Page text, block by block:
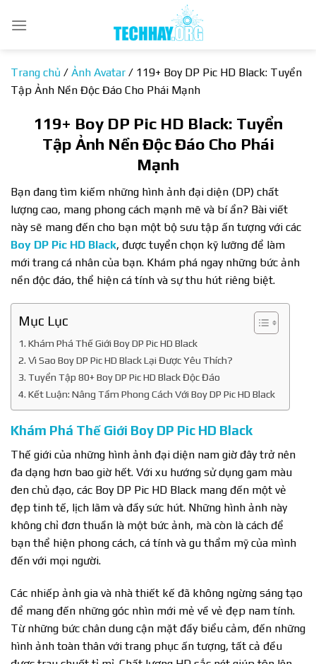
qua
Trang chủ / Ảnh Avatar / 119+ Boy DP Pic HD Black: Tuyển
Tập Ảnh Nền Độc Đáo Cho Phái Mạnh
119+ Boy DP Pic HD Black: Tuyển
Tập Ảnh Nền Độc Đáo Cho Phái
Mạnh
Bạn đang tìm kiếm những hình ảnh đại diện (DP) chất
lượng cao, mang phong cách mạnh mẽ và bí ẩn? Bài viết
này sẽ mang đến cho bạn một bộ sưu tập ấn tượng với các
Boy DP Pic HD Black, được tuyển chọn kỹ lưỡng để làm
mới trang cá nhân của bạn. Khám phá ngay những bức ảnh
nền độc đáo, thể hiện cá tính và sự thu hút riêng biệt.
Mục Lục
Khám Phá Thế Giới Boy DP Pic HD Black
Vì Sao Boy DP Pic HD Black Lại Được Yêu Thích?
Tuyển Tập 80+ Boy DP Pic HD Black Độc Đáo
Kết Luận: Nâng Tầm Phong Cách Với Boy DP Pic HD Black
Khám Phá Thế Giới Boy DP Pic HD Black
Thế giới của những hình ảnh đại diện nam giờ đây trở nên
đa dạng hơn bao giờ hết. Với xu hướng sử dụng gam màu
đen chủ đạo, các Boy DP Pic HD Black mang đến một vẻ
đẹp tinh tế, lịch lãm và đầy sức hút. Những hình ảnh này
không chỉ đơn thuần là một bức ảnh, mà còn là cách để
bạn thể hiện phong cách, cá tính và gu thẩm mỹ của mình
đến với mọi người.
Các nhiếp ảnh gia và nhà thiết kế đã không ngừng sáng tạo
để mang đến những góc nhìn mới mẻ về vẻ đẹp nam tính.
Từ những bức chân dung cận mặt đầy biểu cảm, đến những
hình ảnh toàn thân với trang phục ấn tượng, tất cả đều